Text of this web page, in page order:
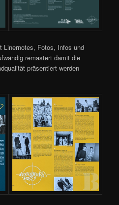
Linernotes, Fotos, Infos und
remastert damit die
präsentiert werden